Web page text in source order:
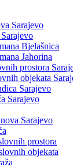
Sarajevo
Bjelašnica
Jahorina
prostora
objekata
Sarajevo
Sarajevo
Sarajevo
prostora
objekata